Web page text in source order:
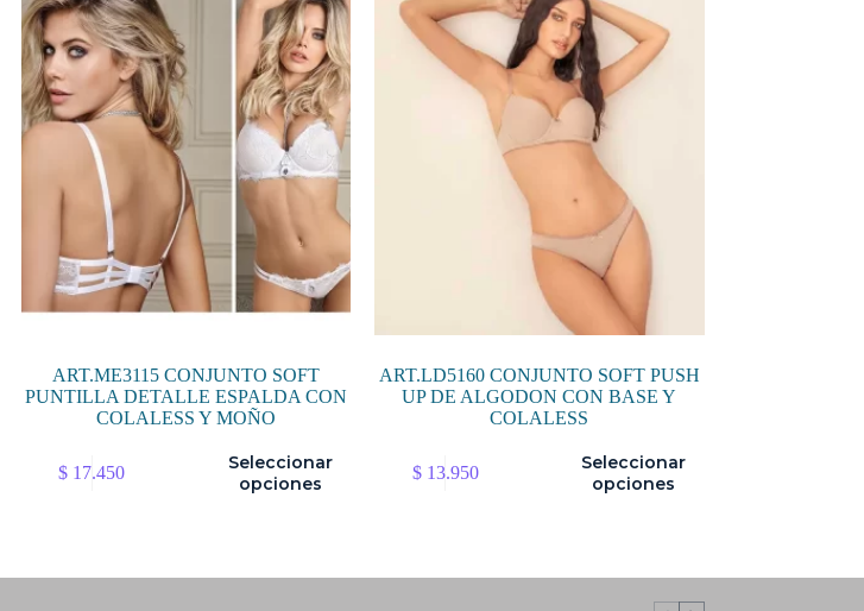
ART.ME3115 CONJUNTO SOFT
PUNTILLA DETALLE ESPALDA CON
COLALESS Y MOÑO
$ 17.450
Seleccionar
opciones
producto
opciones
ART.LD5160 CONJUNTO SOFT PUSH
UP DE ALGODON CON BASE Y
COLALESS
$13.950
Seleccionar
opciones
producto
opciones